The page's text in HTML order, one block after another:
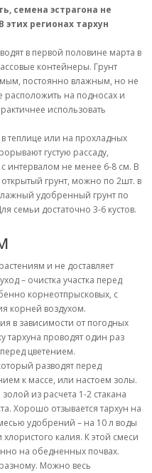
семена эстрагона не
регионах тархун
в первой половине марта в
контейнеры. Грунт
постоянно влажным, но не
на подносах и
использовать
теплице или на прохладных
густую рассаду,
интервалом не менее 6-8 см. В
грунт, можно по 2шт. в
удобренный грунт по
семьи достаточно 3-6 кустов.
и не доставляет
– очистка участка перед
корнеотпрысковых, с
корней воздухом.
в зависимости от погодных
тархуна проводят один раз
цветением.
разводят перед
к массе, или настоем золы.
из расчета 1-2 стакана
Хорошо отзывается тархун на
удобрений – на 10 л воды
калия. К этой смеси
на обедненных почвах.
Можно весь